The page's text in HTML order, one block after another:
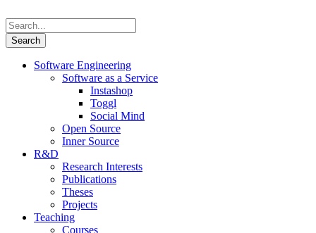
Software Engineering
Software as a Service
Instashop
Toggl
Social Mind
Open Source
Inner Source
R&D
Research Interests
Publications
Theses
Projects
Teaching
Courses